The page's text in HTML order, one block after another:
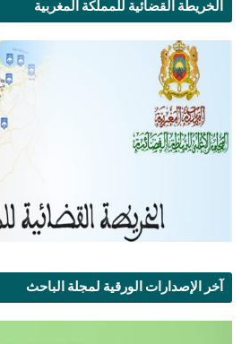
الخريطة القضائية للمملكة المغربية
آخر الإصدارات الورقية لمجلة الباحث